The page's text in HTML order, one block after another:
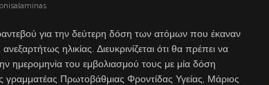
για την δεύτερη δόση των ατόμων που έκαναν
ηλικίας. Διευκρινίζεται ότι θα πρέπει να
ημερομηνία του εμβολιασμού τους με μία δόση
Πρωτοβάθμιας Φροντίδας Υγείας, Μάριος